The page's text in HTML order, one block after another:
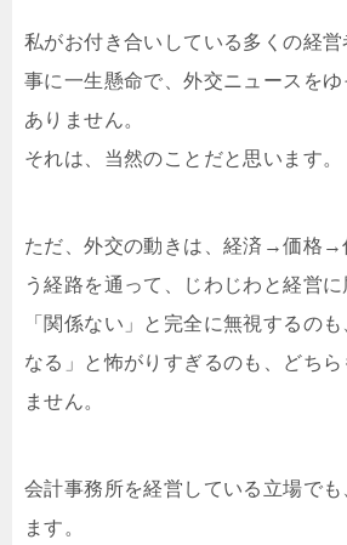
私がお付き合いしている多くの経
事に一生懸命で、外交ニュースを
ありません。
それは、当然のことだと思います。
ただ、外交の動きは、経済→価格
う経路を通って、じわじわと経営に
「関係ない」と完全に無視するの
なる」と怖がりすぎるのも、どちら
ません。
会計事務所を経営している立場で
ます。